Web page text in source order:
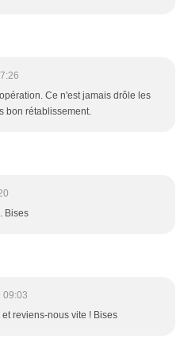
Ce n'est jamais drôle les
bon rétablissement.
Bises
09:03
reviens-nous vite ! Bises